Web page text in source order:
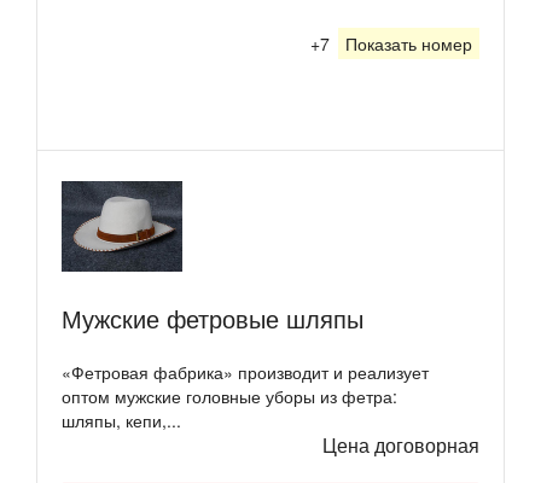
+7 Показать номер
Мужские фетровые шляпы
«Фетровая фабрика» производит и реализует
оптом мужские головные уборы из фетра:
шляпы, кепи,...
Цена договорная